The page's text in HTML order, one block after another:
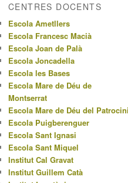
CENTRES DOCENTS
Escola Ametllers
Escola Francesc Macià
Escola Joan de Palà
Escola Joncadella
Escola les Bases
Escola Mare de Déu de
Montserrat
Escola Mare de Déu del Patrocini
Escola Puigberenguer
Escola Sant Ignasi
Escola Sant Miquel
Institut Cal Gravat
Institut Guillem Catà